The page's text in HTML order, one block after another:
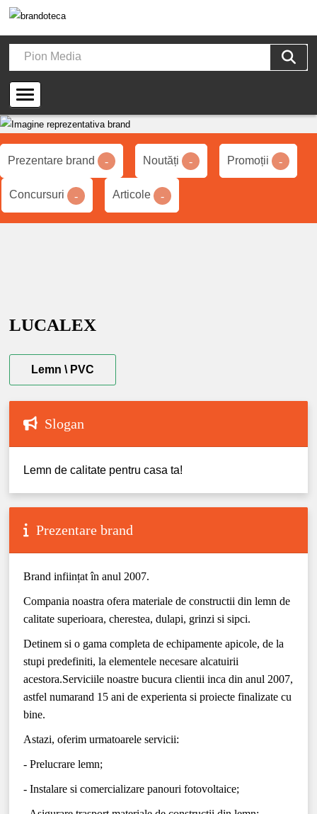
Prezentare brand - Noutăți - Promoții -
Concursuri - Articole -
LUCALEX
Lemn \ PVC
Slogan
Lemn de calitate pentru casa ta!
Prezentare brand
Brand inființat în anul 2007.
Compania noastra ofera materiale de constructii din lemn de
calitate superioara, cherestea, dulapi, grinzi si sipci.
Detinem si o gama completa de echipamente apicole, de la
stupi predefiniti, la elementele necesare alcatuirii
acestora.Serviciile noastre bucura clientii inca din anul 2007,
astfel numarand 15 ani de experienta si proiecte finalizate cu
bine.
Astazi, oferim urmatoarele servicii:
- Prelucrare lemn;
- Instalare si comercializare panouri fotovoltaice;